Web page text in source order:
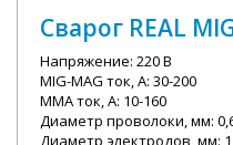
Сварог REAL
Напряжение: 220 В
MIG-MAG ток, А: 30-200
MMA ток, А: 10-160
Диаметр проволоки, мм:
Диаметр электродов, мм: